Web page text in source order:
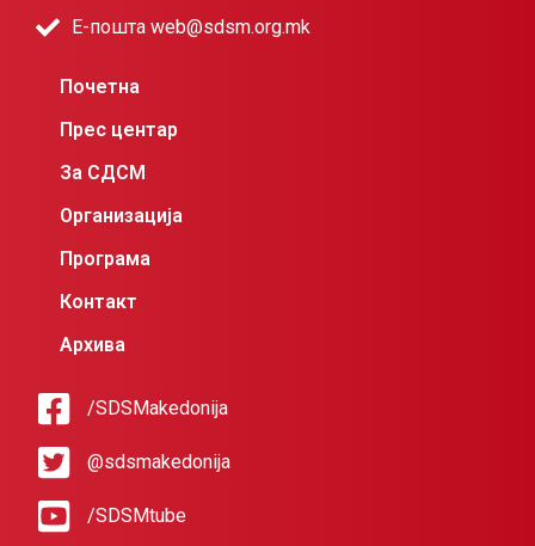
Е-пошта web@sdsm.org.mk
Почетна
Прес центар
За СДСМ
Организација
Програма
Контакт
Архива
/SDSMakedonija
@sdsmakedonija
/SDSMtube